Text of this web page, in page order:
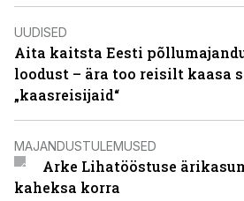
UUDISED
Aita kaitsta Eesti
loodust – ära too reisilt kaasa
„kaasreisijaid“
MAJANDUSTULEMUSED
Arke Lihatööstuse
kaheksa korra